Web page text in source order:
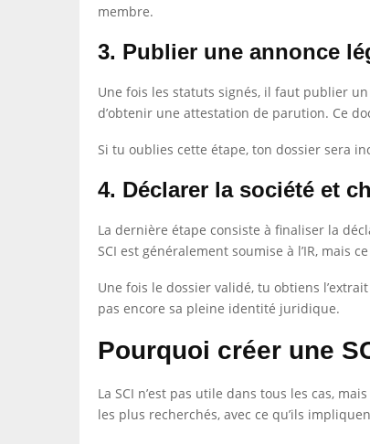
membre.
3. Publier une annonce
Une fois les statuts signés, il faut publier
d’obtenir une attestation de parution. Ce
Si tu oublies cette étape, ton dossier sera
4. Déclarer la société et
La dernière étape consiste à finaliser la
SCI est généralement soumise à l’IR,
Une fois le dossier validé, tu obtiens
pas encore sa pleine identité juridique.
Pourquoi créer une
La SCI n’est pas utile dans tous les cas,
les plus recherchés, avec ce qu’ils